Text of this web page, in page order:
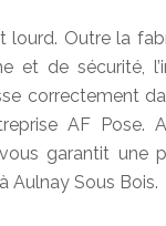
lourd. Outre la
et de sécurité,
correctement
AF Pose.
garantit une
Aulnay Sous Bois.